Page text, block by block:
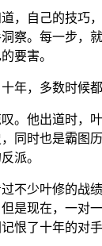
，自己的技巧
察。每一步，
要害。
年，多数时候
。他出道时，
，同时也是霸
派。
不少叶修的战
是现在，一对
恨了十年的对手